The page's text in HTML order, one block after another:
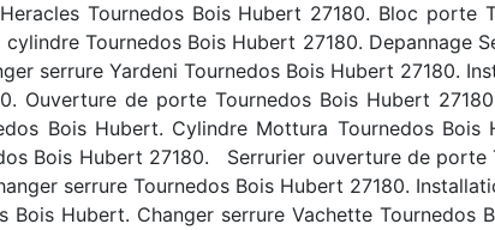
Tournedos Bois Hubert 27180. Bloc porte
Tournedos Bois Hubert 27180. Depannage
serrure Yardeni Tournedos Bois Hubert 27180.
Ouverture de porte Tournedos Bois Hubert
Bois Hubert. Cylindre Mottura Tournedos Bois
Bois Hubert 27180. Serrurier ouverture de porte
serrure Tournedos Bois Hubert 27180.
Hubert. Changer serrure Vachette Tournedos